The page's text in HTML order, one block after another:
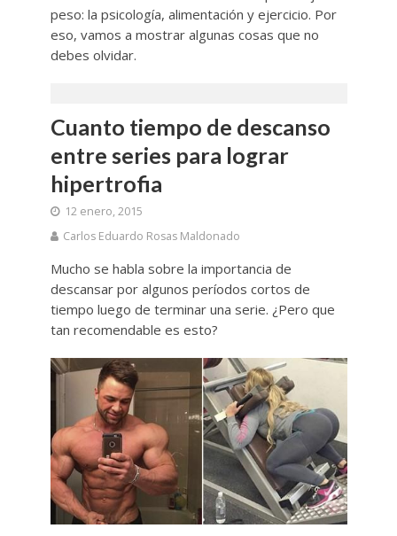
peso: la psicología, alimentación y ejercicio. Por
eso, vamos a mostrar algunas cosas que no
debes olvidar.
Cuanto tiempo de descanso
entre series para lograr
hipertrofia
12 enero, 2015
Carlos Eduardo Rosas Maldonado
Mucho se habla sobre la importancia de
descansar por algunos períodos cortos de
tiempo luego de terminar una serie. ¿Pero que
tan recomendable es esto?